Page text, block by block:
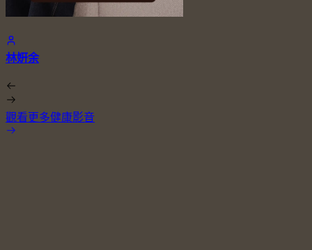
林姸余
觀看更多健康影音